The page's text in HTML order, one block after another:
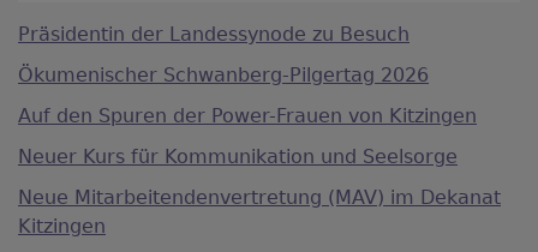
Präsidentin der Landessynode zu Besuch
Ökumenischer Schwanberg-Pilgertag 2026
Auf den Spuren der Power-Frauen von Kitzingen
Neuer Kurs für Kommunikation und Seelsorge
Neue Mitarbeitendenvertretung (MAV) im Dekanat
Kitzingen